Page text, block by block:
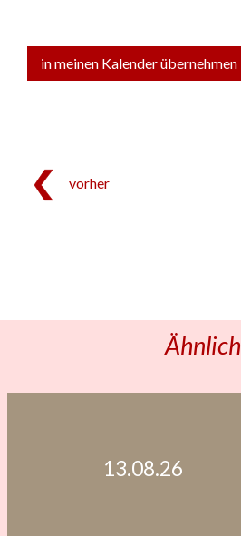
in meinen Kalender übernehmen
vorher
Ähnlich
13.08.26